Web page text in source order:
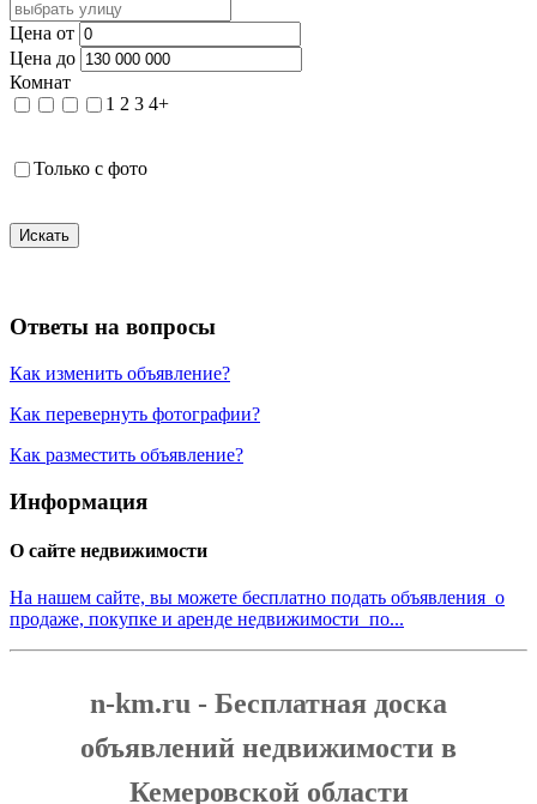
Цена от
Цена до
Комнат
1 2 3 4+
Только с фото
Искать
Ответы на вопросы
Как изменить объявление?
Как перевернуть фотографии?
Как разместить объявление?
Информация
О сайте недвижимости
На нашем сайте, вы можете бесплатно подать объявления о
продаже, покупке и аренде недвижимости по...
n-km.ru - Бесплатная доска
объявлений недвижимости в
Кемеровской области